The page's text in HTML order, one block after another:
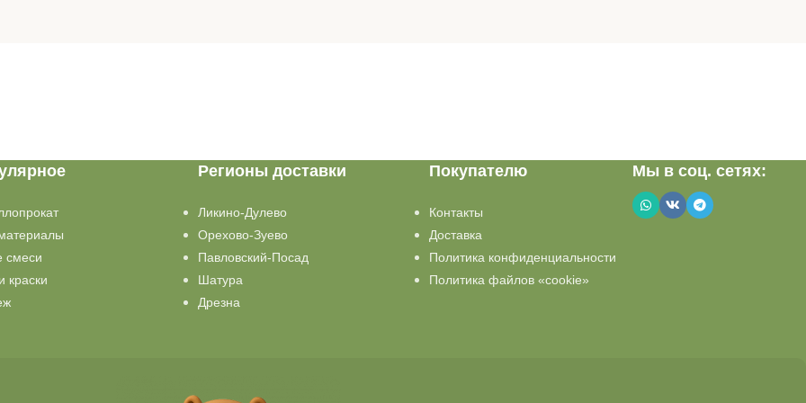
смеси
краски
Регионы доставки
Ликино-Дулево
Орехово-Зуево
Павловский-Посад
Шатура
Дрезна
Покупателю
Контакты
Доставка
Политика конфиденциальности
Политика файлов «cookie»
Мы в соц. сетях: